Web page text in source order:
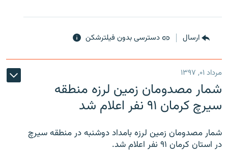
ارسال دسترسی بدون فیلترشکن
مرداد ۰۱, ۱۳۹۷
شمار مصدومان زمین لرزه منطقه
سیرچ کرمان ۹۱ نفر اعلام شد
شمار مصدومان زمین لرزه بامداد دوشنبه در منطقه سیرچ
در استان کرمان ۹۱ نفر اعلام شد.